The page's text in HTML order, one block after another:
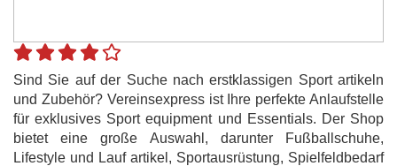
Sind Sie auf der Suche nach erstklassigen Sport artikeln
und Zubehör? Vereinsexpress ist Ihre perfekte Anlaufstelle
für exklusives Sport equipment und Essentials. Der Shop
bietet eine große Auswahl, darunter Fußballschuhe,
Lifestyle und Lauf artikel, Sportausrüstung, Spielfeldbedarf